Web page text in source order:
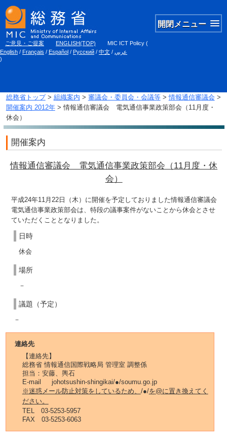
開閉メニュー
ご意見・ご提案 ENGLISH(TOP) MIC ICT Policy (
English / Français / Español / Русский / 中文 / عربي
)
総務省トップ> 組織案内 > 審議会・委員会・会議等>情報通信審議会 >
開催案内 2012年> 情報通信審議会 電気通信事業政策部会（11月度・
休会）
開催案内
情報通信審議会 電気通信事業政策部会（11月度・休
会）
平成24年11月22日（木）に開催を予定しておりました情報通信審議会
電気通信事業政策部会は、特段の議事案件がないことから休会とさせ
ていただくこととなりました。
日時
休会
場所
－
議題（予定）
－
連絡先
【連絡先】
総務省 情報通信国際戦略局 管理室 調整係
担当：安藤、輿石
E-mail johotsushin-shingikai/●/soumu.go.jp
※迷惑メール防止対策をしているため、 /●/を@に置き換えてく
ださい。
TEL 03-5253-5957
FAX 03-5253-6063